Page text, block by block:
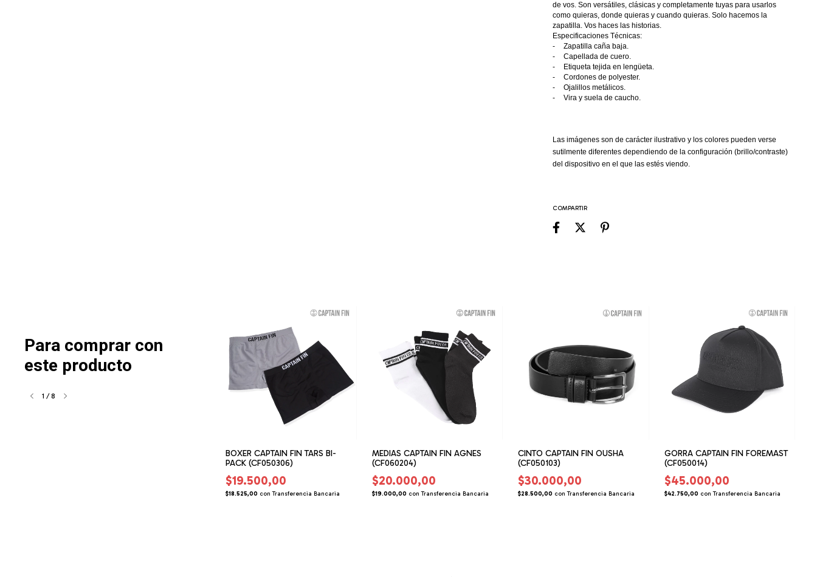
de vos. Son versátiles, clásicas y completamente tuyas para usarlos
como quieras, donde quieras y cuando quieras. Solo hacemos la
zapatilla. Vos haces las historias.
Especificaciones Técnicas:
-
Zapatilla caña baja.
-
Capellada de cuero.
-
Etiqueta tejida en lengüeta.
-
Cordones de polyester.
-
Ojalillos metálicos.
-
Vira y suela de caucho.
Las imágenes son de carácter ilustrativo y los colores pueden verse
sutilmente diferentes dependiendo de la configuración (brillo/contraste)
del dispositivo en el que las estés viendo.
COMPARTIR
Para comprar con
este producto
1 /8
BOXER CAPTAIN FIN TARS BI-
PACK (CF050306)
$19.500,00
$18.525,00 con Transferencia Bancaria
MEDIAS CAPTAIN FIN AGNES
(CF060204)
$20.000,00
$19.000,00 con Transferencia Bancaria
CINTO CAPTAIN FIN OUSHA
(CF050103)
$30.000,00
$28.500,00 con Transferencia Bancaria
GORRA CAPTAIN FIN FOREMAST
(CF050014)
$45.000,00
$42.750,00 con Transferencia Bancaria